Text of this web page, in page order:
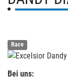
Race
Bei uns: